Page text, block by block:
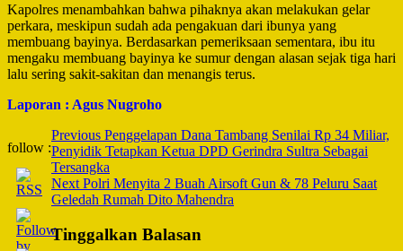
Kapolres menambahkan bahwa pihaknya akan melakukan gelar
perkara, meskipun sudah ada pengakuan dari ibunya yang
membuang bayinya. Berdasarkan pemeriksaan sementara, ibu itu
mengaku membuang bayinya ke sumur dengan alasan sejak tiga hari
lalu sering sakit-sakitan dan menangis terus.
Laporan : Agus Nugroho
follow :
Post
Navigation
Previous Penggelapan Dana Tambang Senilai Rp 34 Miliar,
Penyidik Tetapkan Ketua DPD Gerindra Sultra Sebagai
Tersangka
Next Polri Menyita 2 Buah Airsoft Gun & 78 Peluru Saat
Geledah Rumah Dito Mahendra
Tinggalkan Balasan